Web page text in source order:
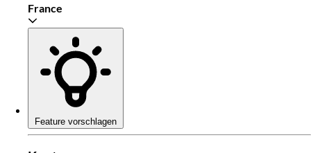
France
Feature vorschlagen